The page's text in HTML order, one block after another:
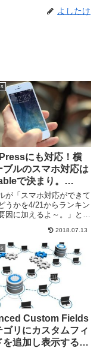
よしたけ
にも対応！横
ブルのスマホ対応は
で決まり。
プラグイ
が「スマホ対応ができて
うかを4/21からランキン
因に加えるよ～。」と異
れでなくとも、スマホユ
急激な勢いで増えてお
ンルによっては訪問者の
ぼスマホユーザーで占
2018.07.13
Custom Fields
ゴリにカスタムフィ
を追加し表示する方